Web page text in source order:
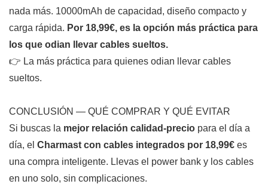
nada más. 10000mAh de capacidad, diseño compacto y
carga rápida. Por 18,99€, es la opción más práctica para
los que odian llevar cables sueltos.
👉 La más práctica para quienes odian llevar cables
sueltos.
CONCLUSIÓN — QUÉ COMPRAR Y QUÉ EVITAR
Si buscas la mejor relación calidad-precio para el día a
día, el Charmast con cables integrados por 18,99€ es
una compra inteligente. Llevas el power bank y los cables
en uno solo, sin complicaciones.